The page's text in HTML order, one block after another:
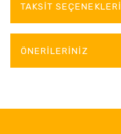
TAKSIT SEÇENEKLERI
ÖNERILERINIZ